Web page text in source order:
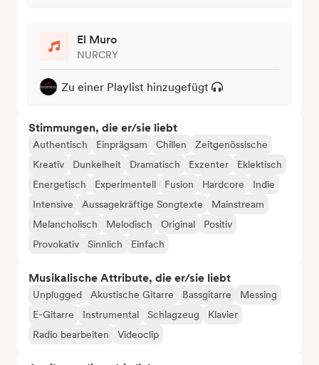
El Muro
NURCRY
Zu einer Playlist hinzugefügt
Stimmungen, die er/sie liebt
Authentisch Einprägsam Chillen
Zeitgenössische
Kreativ
Dunkelheit Dramatisch Exzenter
Eklektisch
Energetisch
Experimentell Fusion Hardcore
Indie
Intensive
Aussagekräftige Songtexte
Mainstream
Melancholisch
Melodisch Original
Positiv
Provokativ
Sinnlich Einfach
Musikalische Attribute, die er/sie liebt
Unplugged Akustische Gitarre Bassgitarre
Messing
E-Gitarre
Instrumental Schlagzeug
Klavier
Radio bearbeiten
Videoclip